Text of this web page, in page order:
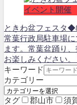
イベント開催
ときわ盆フェスタ
常葉行政局駐車場
ます。常葉盆踊り
お楽しみください。
キーワード
カテゴリー
タグ 郡山市 須